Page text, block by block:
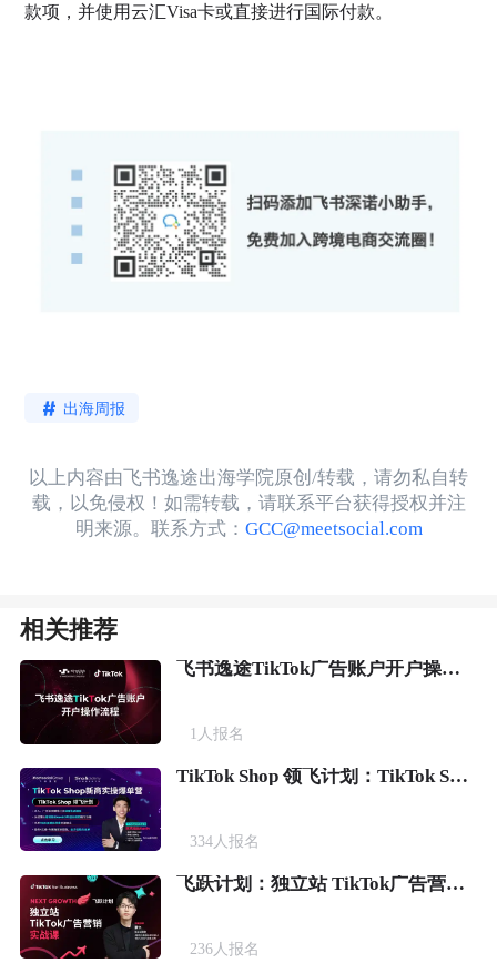
款项，并使用云汇Visa卡或直接进行国际付款。
出海周报
以上内容由飞书逸途出海学院原创/转载，请勿私自转
载，以免侵权！如需转载，请联系平台获得授权并注
明来源。联系方式： GCC@meetsocial.com
相关推荐
飞书逸途TikTok广告账户开户操作流程
1人报名
TikTok Shop 领飞计划：TikTok Shop新商实操爆单营
334人报名
飞跃计划：独立站 TikTok广告营销实战课
236人报名